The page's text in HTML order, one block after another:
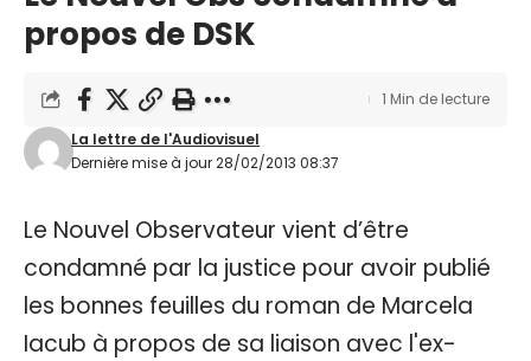
propos de DSK
Dernière mise à jour 28/02/2013 08:37
La lettre de l'Audiovisuel
1 Min de lecture
Le Nouvel Observateur vient d’être
condamné par la justice pour avoir publié
les bonnes feuilles du roman de Marcela
Iacub à propos de sa liaison avec l'ex-